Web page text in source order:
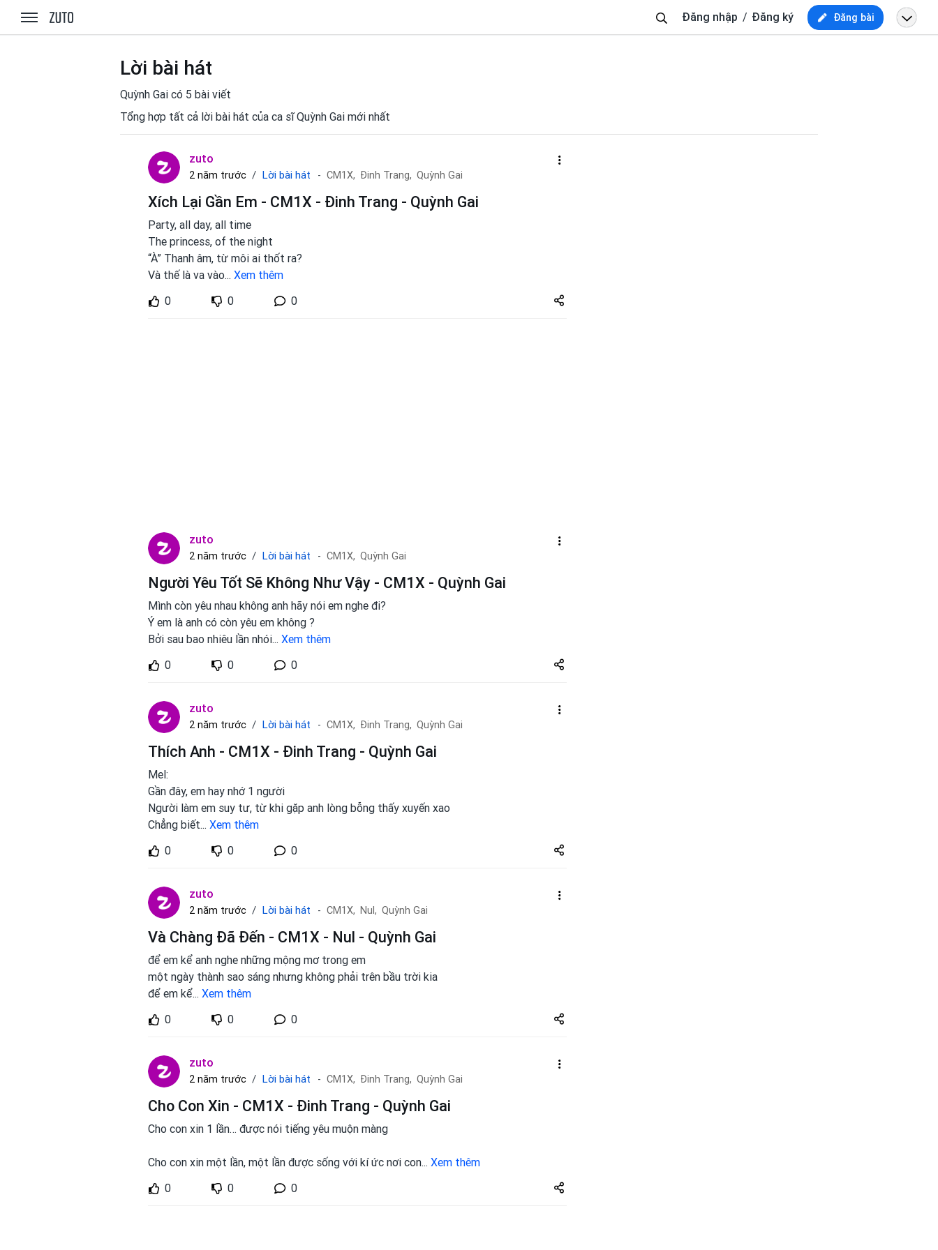
zuto.vn
kiếm
Đăng nhập Đăng ký Đăng bài
Lời bài hát
Quỳnh Gai có 5 bài viết
Tổng hợp tất cả lời bài hát của ca sĩ Quỳnh Gai mới nhất
zuto
2 năm trước Lời bài hát CM1X, Đinh Trang, Quỳnh Gai
Xích Lại Gần Em - CM1X - Đinh Trang - Quỳnh Gai
Party, all day, all time
The princess, of the night
“À” Thanh âm, từ môi ai thốt ra?
Và thế là va vào... Xem thêm
0
0 0
Share
zuto.vn
zuto
2 năm trước Lời bài hát CM1X, Quỳnh Gai
Người Yêu Tốt Sẽ Không Như Vậy - CM1X - Quỳnh Gai
Mình còn yêu nhau không anh hãy nói em nghe đi?
Ý em là anh có còn yêu em không ?
Bởi sau bao nhiêu lần nhói... Xem thêm
0
0 0
Share
zuto.vn
zuto
2 năm trước Lời bài hát CM1X, Đinh Trang, Quỳnh Gai
Thích Anh - CM1X - Đinh Trang - Quỳnh Gai
Mel:
Gần đây, em hay nhớ 1 người
Người làm em suy tư, từ khi gặp anh lòng bỗng thấy xuyến xao
Chẳng biết... Xem thêm
0
0 0
Share
zuto.vn
zuto
2 năm trước Lời bài hát CM1X, Nul, Quỳnh Gai
Và Chàng Đã Đến - CM1X - Nul - Quỳnh Gai
để em kể anh nghe những mộng mơ trong em
một ngày thành sao sáng nhưng không phải trên bầu trời kia
để em kể... Xem thêm
0
0 0
Share
zuto.vn
zuto
2 năm trước Lời bài hát CM1X, Đinh Trang, Quỳnh Gai
Cho Con Xin - CM1X - Đinh Trang - Quỳnh Gai
Cho con xin 1 lần… được nói tiếng yêu muộn màng
Cho con xin một lần, một lần được sống với kí ức nơi con... Xem thêm
0
0 0
Share
zuto.vn